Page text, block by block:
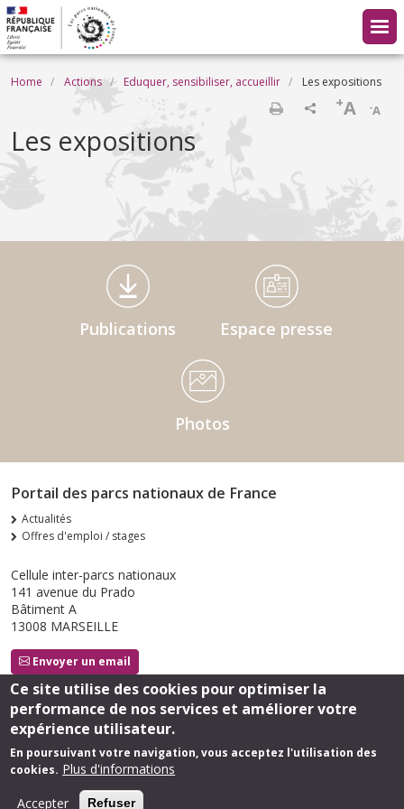
Skip to main content
Breadcrumb
Home Actions Eduquer, sensibiliser, accueillir Les expositions
-A
+A
Les expositions
Médiathèque Footer
Publications Espace presse
Photos
Portail des parcs nationaux de France
Actualités
Offres d'emploi / stages
Cellule inter-parcs nationaux
141 avenue du Prado
Bâtiment A
13008 MARSEILLE
Envoyer un email
Suivez-nous
Ce site utilise des cookies pour optimiser la
performance de nos services et améliorer votre
expérience utilisateur.
En poursuivant votre navigation, vous acceptez l'utilisation des
cookies. Plus d'informations
Accepter
Refuser